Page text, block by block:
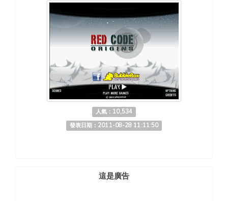
人氣：10,534
發表日期：2011-08-28 11:11:50
這是廣告